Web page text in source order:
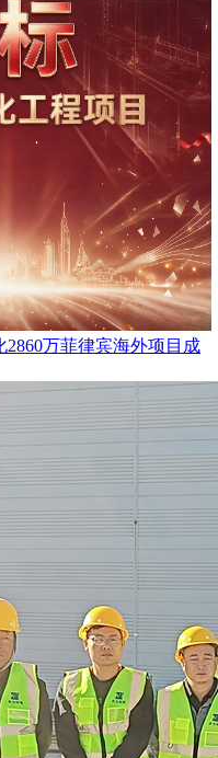
万菲律宾海外项目成